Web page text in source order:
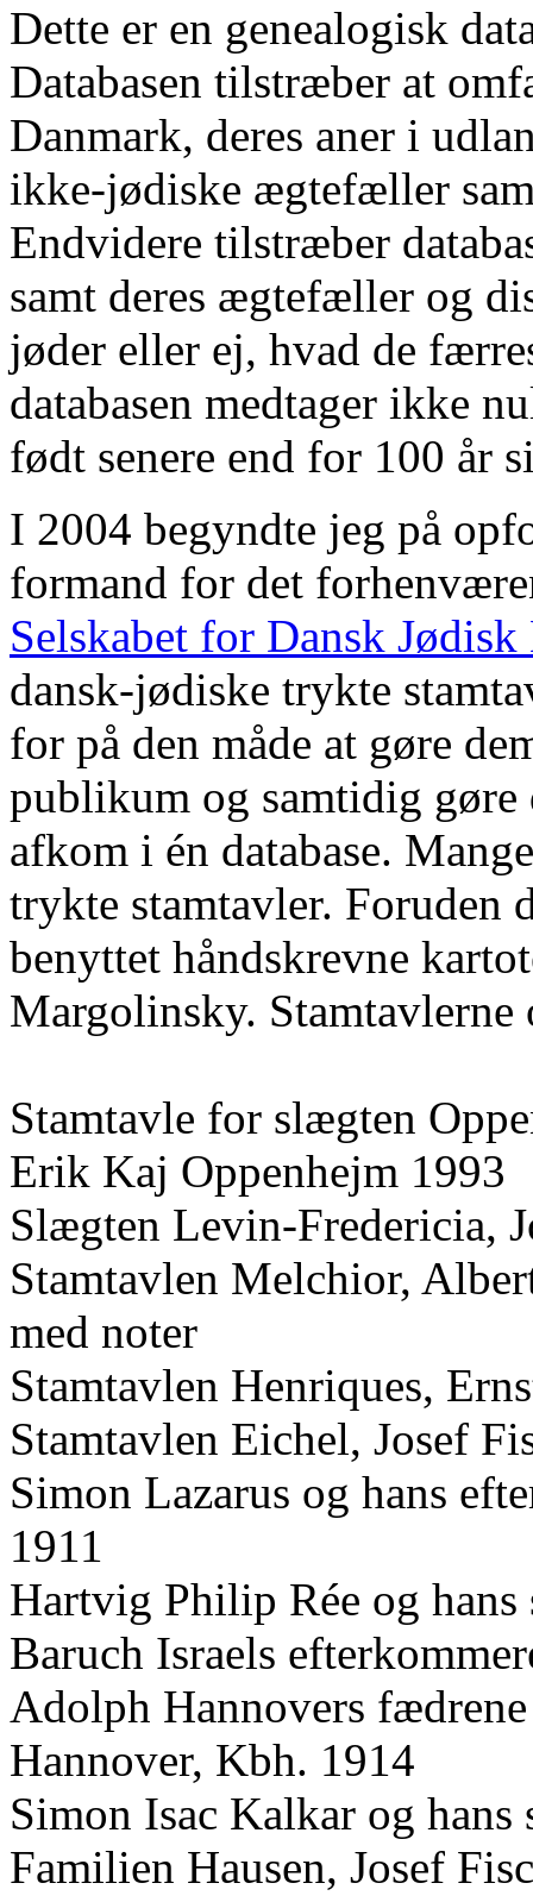
Dette er en genealogisk
Databasen tilstræber at
Danmark, deres aner i
ikke-jødiske ægtefæller
Endvidere tilstræber
samt deres ægtefæller og
jøder eller ej, hvad de
databasen medtager ikke
født senere end for 100 år
I 2004 begyndte jeg på
formand for det
Selskabet for Dansk
dansk-jødiske trykte
for på den måde at gøre
publikum og samtidig gøre
afkom i én database.
trykte stamtavler. Foruden
benyttet håndskrevne
Margolinsky.
Stamtavle for slægten
Erik Kaj Oppenhejm 1993
Slægten Levin-Fredericia,
Stamtavlen Melchior,
med noter
Stamtavlen Henriques,
Stamtavlen Eichel, Josef
Simon Lazarus og hans
1911
Hartvig Philip Rée og
Baruch Israels
Adolph Hannovers
Hannover, Kbh. 1914
Simon Isac Kalkar og
Familien Hausen, Josef